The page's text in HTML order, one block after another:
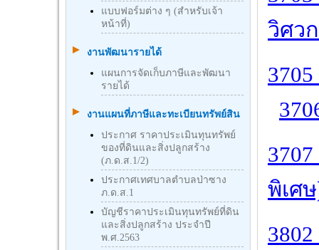
แบบฟอร์มต่าง ๆ (สำหรับเจ้า
หน้าที่)
งานพัฒนารายได้
แผนการจัดเก็บภาษีและพัฒนา
รายได้
งานแผนที่ภาษีและทะเบียนทรัพย์สิน
ประกาศ ราคาประเมินทุนทรัพย์
ของที่ดินและสิ่งปลูกสร้าง
(ภ.ด.ส.1/2)
ประกาศเทศบาลตำบลป่าซาง
ภ.ด.ส.1
บัญชีราคาประเมินทุนทรัพย์ที่ดิน
และสิ่งปลูกสร้าง ประจำปี
พ.ศ.2563
วิศว
พิเศ